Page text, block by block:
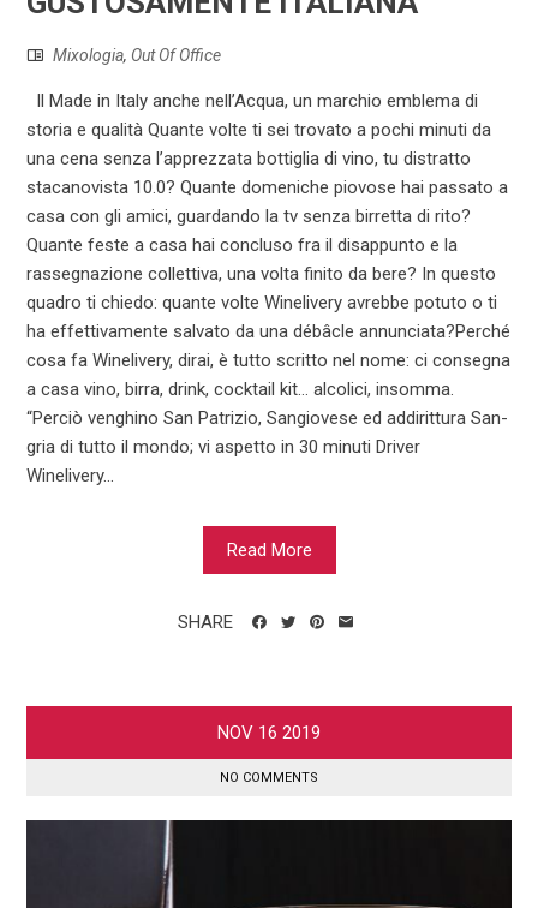
Mixologia, Out Of Office
Il Made in Italy anche nell’Acqua, un marchio emblema di
storia e qualità Quante volte ti sei trovato a pochi minuti da
una cena senza l’apprezzata bottiglia di vino, tu distratto
stacanovista 10.0? Quante domeniche piovose hai passato a
casa con gli amici, guardando la tv senza birretta di rito?
Quante feste a casa hai concluso fra il disappunto e la
rassegnazione collettiva, una volta finito da bere? In questo
quadro ti chiedo: quante volte Winelivery avrebbe potuto o ti
ha effettivamente salvato da una débâcle annunciata?Perché
cosa fa Winelivery, dirai, è tutto scritto nel nome: ci consegna
a casa vino, birra, drink, cocktail kit… alcolici, insomma.
“Perciò venghino San Patrizio, Sangiovese ed addirittura San-
gria di tutto il mondo; vi aspetto in 30 minuti Driver
Winelivery...
Read More
SHARE
NOV 16 2019
NO COMMENTS